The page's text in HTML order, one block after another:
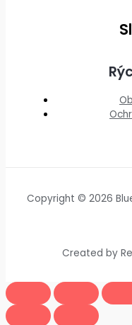
Copyright © 2026
Created by